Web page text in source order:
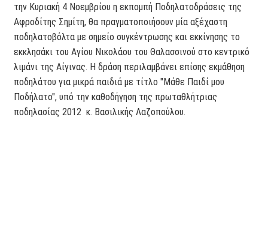
την Κυριακή 4 Νοεμβρίου η εκπομπή Ποδηλατοδράσεις της
Αφροδίτης Σημίτη, θα πραγματοποιήσουν μία αξέχαστη
ποδηλατοβόλτα με σημείο συγκέντρωσης και εκκίνησης το
εκκλησάκι του Αγίου Νικολάου του Θαλασσινού στο κεντρικό
λιμάνι της Αίγινας. Η δράση περιλαμβάνει επίσης εκμάθηση
ποδηλάτου για μικρά παιδιά με τίτλο "Μάθε Παιδί μου
Ποδήλατο", υπό την καθοδήγηση της πρωταθλήτριας
ποδηλασίας 2012 κ. Βασιλικής Λαζοπούλου.